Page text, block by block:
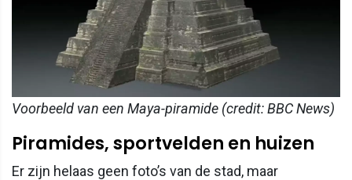
Voorbeeld van een Maya-piramide (credit: BBC News)
Piramides, sportvelden en huizen
Er zijn helaas geen foto’s van de stad, maar